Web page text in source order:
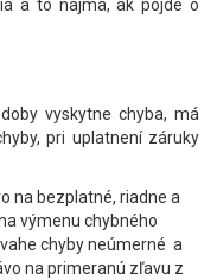
a to najmä, ak pôjde o
vyskytne chyba, má
pri uplatnení záruky
na bezplatné, riadne a
výmenu chybného
chyby neúmerné a
na primeranú zľavu z